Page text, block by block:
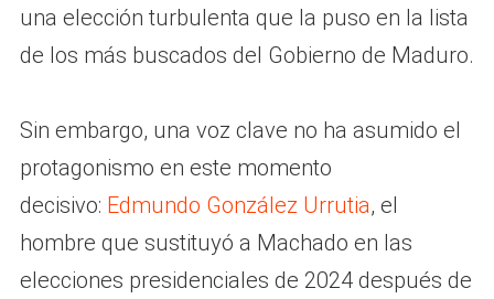
una elección turbulenta que la puso en la lista
de los más buscados del Gobierno de Maduro.
Sin embargo, una voz clave no ha asumido el
protagonismo en este momento
decisivo: Edmundo González Urrutia, el
hombre que sustituyó a Machado en las
elecciones presidenciales de 2024 después de